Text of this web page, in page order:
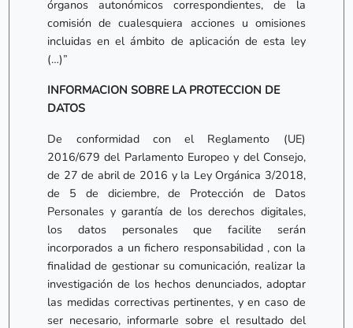
órganos autonómicos correspondientes, de la
comisión de cualesquiera acciones u omisiones
incluidas en el ámbito de aplicación de esta ley
(…)”
INFORMACION SOBRE LA PROTECCION DE
DATOS
De conformidad con el Reglamento (UE)
2016/679 del Parlamento Europeo y del Consejo,
de 27 de abril de 2016 y la Ley Orgánica 3/2018,
de 5 de diciembre, de Protección de Datos
Personales y garantía de los derechos digitales,
los datos personales que facilite serán
incorporados a un fichero responsabilidad , con la
finalidad de gestionar su comunicación, realizar la
investigación de los hechos denunciados, adoptar
las medidas correctivas pertinentes, y en caso de
ser necesario, informarle sobre el resultado del